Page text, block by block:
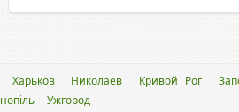
Харьков Николаев Кривой Рог
Ужгород